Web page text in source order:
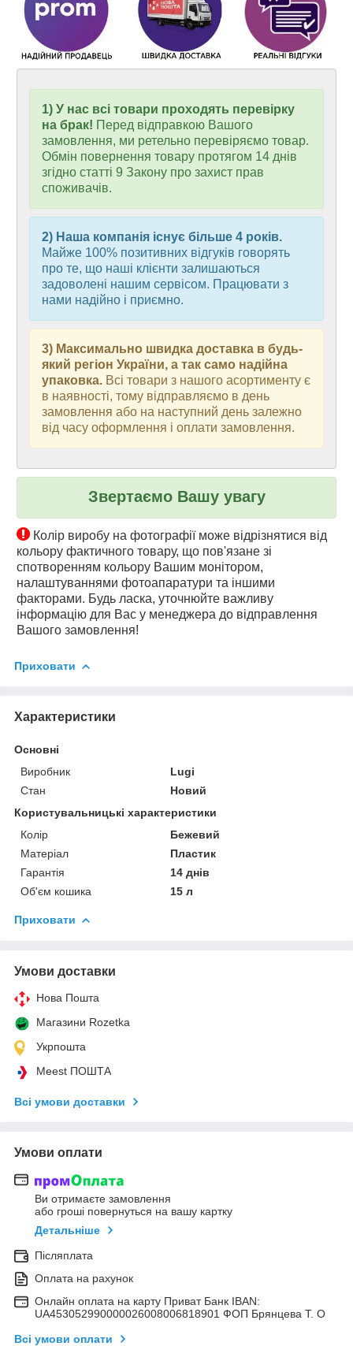
1) У нас всі товари проходять перевірку
на брак! Перед відправкою Вашого
замовлення, ми ретельно перевіряємо товар.
Обмін повернення товару протягом 14 днів
згідно статті 9 Закону про захист прав
споживачів.
2) Наша компанія існує більше 4 років.
Майже 100% позитивних відгуків говорять
про те, що наші клієнти залишаються
задоволені нашим сервісом. Працювати з
нами надійно і приємно.
3) Максимально швидка доставка в будь-
який регіон України, а так само надійна
упаковка. Всі товари з нашого асортименту є
в наявності, тому відправляємо в день
замовлення або на наступний день залежно
від часу оформлення і оплати замовлення.
Звертаємо Вашу увагу
Колір виробу на фотографії може відрізнятися від
кольору фактичного товару, що пов'язане зі
спотворенням кольору Вашим монітором,
налаштуваннями фотоапаратури та іншими
факторами. Будь ласка, уточнюйте важливу
інформацію для Вас у менеджера до відправлення
Вашого замовлення!
Приховати
Характеристики
Основні
Виробник
Lugi
Стан
Новий
Користувальницькі характеристики
Колір
Бежевий
Матеріал
Пластик
Гарантія
14 днів
Об'єм кошика
15 л
Приховати
Умови доставки
Нова Пошта
Магазини Rozetka
Укрпошта
Meest ПОШТА
Всі умови доставки
Умови оплати
Ви отримаєте замовлення
або гроші повернуться на вашу картку
Детальніше
Післяплата
Оплата на рахунок
Онлайн оплата на карту Приват Банк IBAN:
UA453052990000026008006818901 ФОП Брянцева Т. О
Всі умови оплати